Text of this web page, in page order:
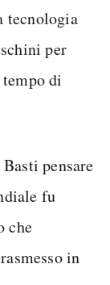
tecnologia
per
di
pensare
fu
che
in